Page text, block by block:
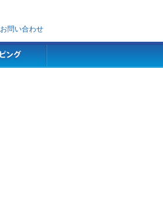
お問い合わせ